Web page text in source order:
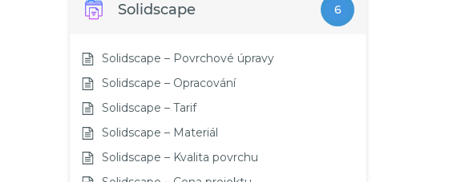
Solidscape 6
Solidscape – Povrchové úpravy
Solidscape – Opracování
Solidscape – Tarif
Solidscape – Materiál
Solidscape – Kvalita povrchu